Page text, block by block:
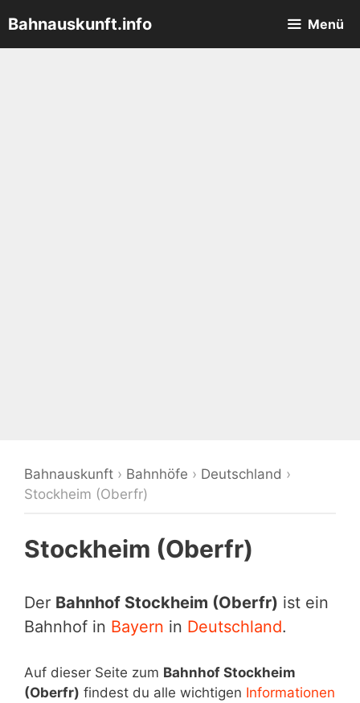
Inhalt
springen
Bahnauskunft.info Menü
Bahnauskunft › Bahnhöfe › Deutschland ›
Stockheim (Oberfr)
Stockheim (Oberfr)
Der Bahnhof Stockheim (Oberfr) ist ein
Bahnhof in Bayern in Deutschland.
Auf dieser Seite zum Bahnhof Stockheim
(Oberfr) findest du alle wichtigen Informationen